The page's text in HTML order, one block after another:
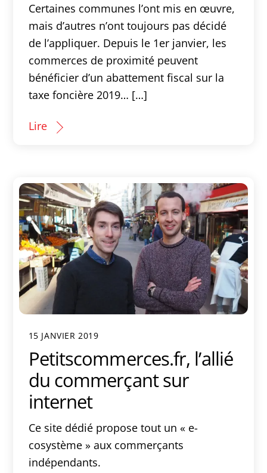
Certaines communes l’ont mis en œuvre,
mais d’autres n’ont toujours pas décidé
de l’appliquer. Depuis le 1er janvier, les
commerces de proximité peuvent
bénéficier d’un abattement fiscal sur la
taxe foncière 2019… […]
Lire
15 JANVIER 2019
Petitscommerces.fr, l’allié
du commerçant sur
internet
Ce site dédié propose tout un « e-
cosystème » aux commerçants
indépendants.